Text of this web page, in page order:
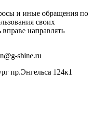
и иные обращения по
своих
направлять
shine.ru
пр.Энгельса 124к1